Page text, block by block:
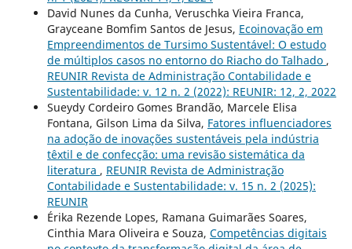
David Nunes da Cunha, Veruschka Vieira Franca,
Grayceane Bomfim Santos de Jesus, Ecoinovação em
Empreendimentos de Tursimo Sustentável: O estudo
de múltiplos casos no entorno do Riacho do Talhado ,
REUNIR Revista de Administração Contabilidade e
Sustentabilidade: v. 12 n. 2 (2022): REUNIR: 12, 2, 2022
Sueydy Cordeiro Gomes Brandão, Marcele Elisa
Fontana, Gilson Lima da Silva, Fatores influenciadores
na adoção de inovações sustentáveis pela indústria
têxtil e de confecção: uma revisão sistemática da
literatura , REUNIR Revista de Administração
Contabilidade e Sustentabilidade: v. 15 n. 2 (2025):
REUNIR
Érika Rezende Lopes, Ramana Guimarães Soares,
Cinthia Mara Oliveira e Souza, Competências digitais